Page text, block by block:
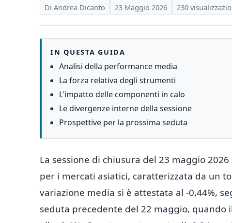
Di Andrea Dicanto 23 Maggio 2026 230
IN QUESTA GUIDA
Analisi della performance media
La forza relativa degli strumenti
L'impatto delle componenti in calo
Le divergenze interne della sessione
Prospettive per la prossima seduta
La sessione di chiusura del 23 maggio
per i mercati asiatici, caratterizzata da un
variazione media si è attestata al -0,44%,
seduta precedente del 22 maggio,